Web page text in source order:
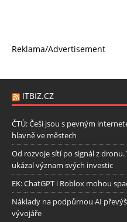
Reklama/Advertisement
ITBIZ.CZ
ČTÚ: Češi jsou s pevným
hlavně ve městech
Od rozvoje sítí po signál z
ukázal význam svých investic
EK: ChatGPT i Roblox mohou
Náklady na podpůrnou AI
vývojáře